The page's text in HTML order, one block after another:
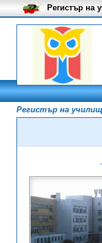
Регистър на
Регистър на